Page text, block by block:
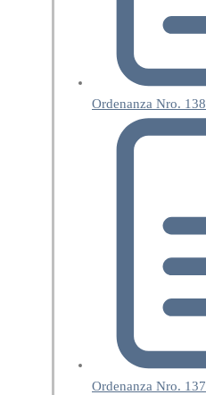
Ordenanza Nro. 138
Ordenanza Nro. 137